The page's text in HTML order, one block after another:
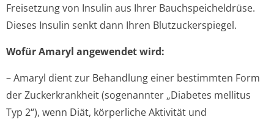
Freisetzung von Insulin aus Ihrer Bauchspeicheldrüse.
Dieses Insulin senkt dann Ihren Blutzuckerspiegel.
Wofür Amaryl angewendet wird:
– Amaryl dient zur Behandlung einer bestimmten Form
der Zuckerkrankheit (sogenannter „Diabetes mellitus
Typ 2“), wenn Diät, körperliche Aktivität und